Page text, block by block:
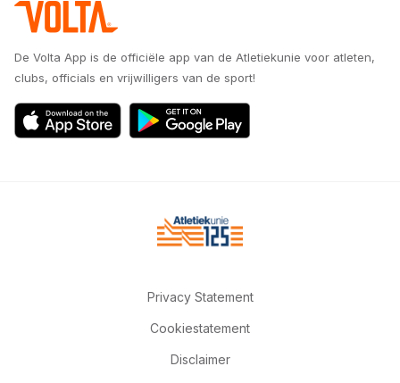
De Volta App is de officiële app van de Atletiekunie voor atleten,
clubs, officials en vrijwilligers van de sport!
Privacy Statement
Cookiestatement
Disclaimer